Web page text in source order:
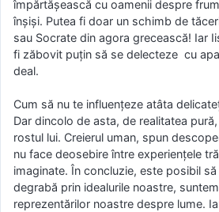
împărtășească cu oamenii despre
înșiși. Putea fi doar un schimb de
sau Socrate din agora grecească! Iar
fi zăbovit puțin să se delecteze cu
deal.
Cum să nu te influențeze atâta
Dar dincolo de asta, de realitatea
rostul lui. Creierul uman, spun
nu face deosebire între experiențele
imaginate. În concluzie, este posibil
degrabă prin idealurile noastre,
reprezentărilor noastre despre lume.